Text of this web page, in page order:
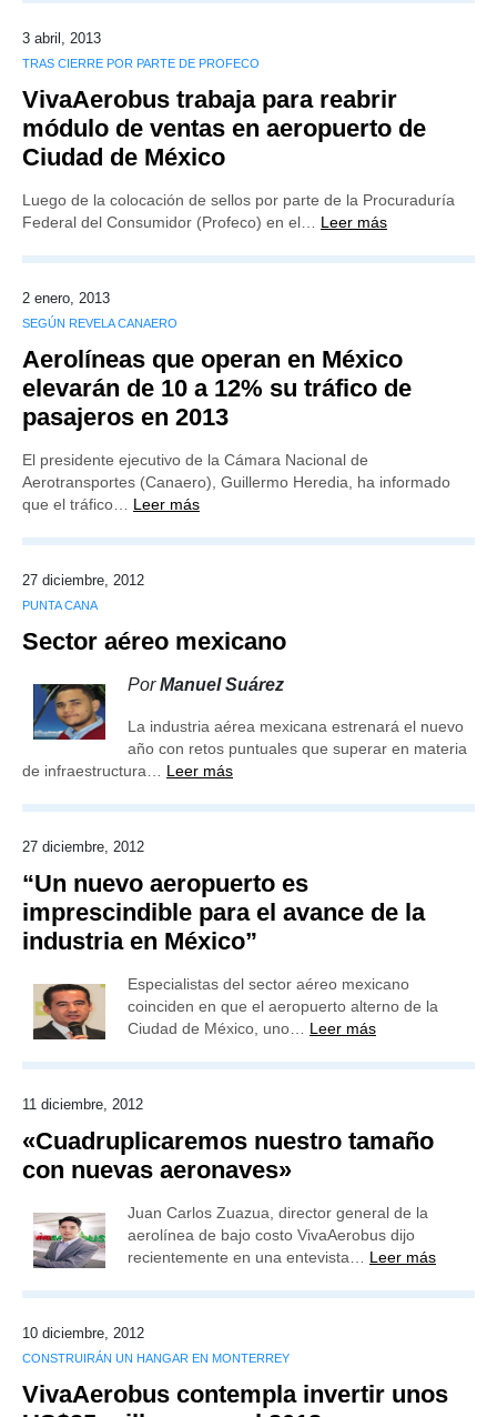
3 abril, 2013
TRAS CIERRE POR PARTE DE PROFECO
VivaAerobus trabaja para reabrir
módulo de ventas en aeropuerto de
Ciudad de México
Luego de la colocación de sellos por parte de la Procuraduría
Federal del Consumidor (Profeco) en el… Leer más
2 enero, 2013
SEGÚN REVELA CANAERO
Aerolíneas que operan en México
elevarán de 10 a 12% su tráfico de
pasajeros en 2013
El presidente ejecutivo de la Cámara Nacional de
Aerotransportes (Canaero), Guillermo Heredia, ha informado
que el tráfico… Leer más
27 diciembre, 2012
PUNTA CANA
Sector aéreo mexicano
PorManuel Suárez
La industria aérea mexicana estrenará el nuevo
año con retos puntuales que superar en materia
de infraestructura… Leer más
27 diciembre, 2012
“Un nuevo aeropuerto es
imprescindible para el avance de la
industria en México”
Especialistas del sector aéreo mexicano
coinciden en que el aeropuerto alterno de la
Ciudad de México, uno… Leer más
11 diciembre, 2012
«Cuadruplicaremos nuestro tamaño
con nuevas aeronaves»
Juan Carlos Zuazua, director general de la
aerolínea de bajo costo VivaAerobus dijo
recientemente en una entevista… Leer más
10 diciembre, 2012
CONSTRUIRÁN UN HANGAR EN MONTERREY
VivaAerobus contempla invertir unos